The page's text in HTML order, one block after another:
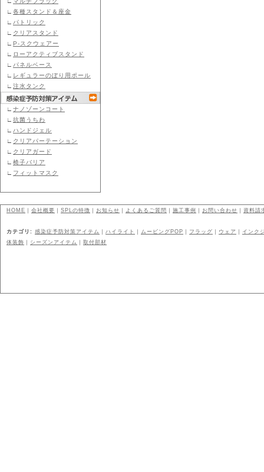
∟ 各種スタンド＆座金
∟ パトリック
∟ クリアスタンド
∟ P-スクウェアー
∟
ローアクティブスタンド
∟ パネルベース
∟ レギュラーのぼり用ポール
∟ 注水タンク
∟ ナノゾーンコート
∟ 抗菌うちわ
∟ ハンドジェル
∟ クリアパーテーション
∟ クリアガード
∟ 椅子バリア
∟ フィットマスク
HOME ｜ 会社概要 ｜ SPLの特徴 ｜ お知らせ ｜ よくあるご質問 ｜ 施工事例 ｜ お問い合わせ ｜ 資料請
カテゴリ: 感染症予防対策アイテム ｜ ハイライト ｜ ムービングPOP ｜ フラッグ ｜ ウェア ｜ インク
体装飾 ｜ シーズンアイテム ｜ 取付部材